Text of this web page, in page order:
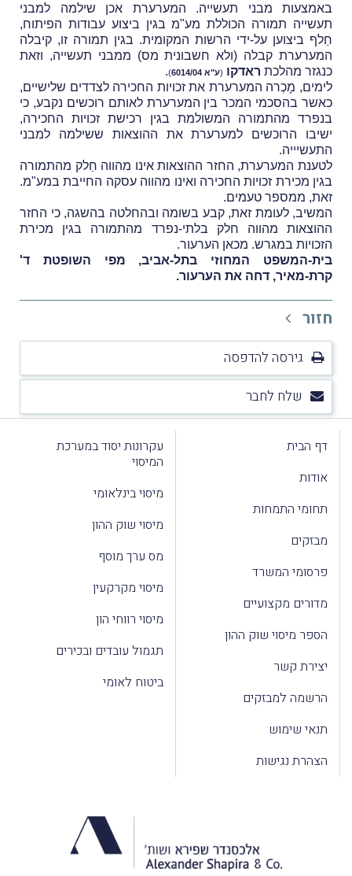
באמצעות מבני תעשייה. המערערת אכן שילמה למבני
תעשייה תמורה הכוללת מע"מ בגין ביצוע עבודות הפיתוח,
חֵלף ביצוען על-ידי הרשות המקומית. בגין תמורה זו, קיבלה
המערערת קבלה (ולא חשבונית מס) ממבני תעשייה, וזאת
כנגזר מהלכת ראדקו (ע"א 6014/04 )
.
לימים, מָכְרה המערערת את זכויות החכירה לצדדים שלישיים,
כאשר בהסכמי המכר בין המערערת לאותם רוכשים נקבע, כי
בנפרד מהתמורה המשולמת בגין רכישת זכויות החכירה,
ישיבו הרוכשים למערערת את ההוצאות ששילמה למבני
התעשיייה.
לטענת המערערת, החזר ההוצאות אינו מהווה חֵלק מהתמורה
בגין מכירת זכויות החכירה ואינו מהווה עסקה החייבת במע"מ.
זאת, ממספר טעמים.
המשיב, לעומת זאת, קבע בשומה ובהחלטה בהשגה, כי החזר
ההוצאות מהווה חלק בלתי-נפרד מהתמורה בגין מכירת
הזכויות במגרש. מכאן הערעור.
בית-המשפט המחוזי בתל-אביב, מפי השופטת ד'
קרת-מאיר, דחה את הערעור.
חזור
גירסה להדפסה
שלח לחבר
דף הבית
אודות
תחומי התמחות
מבזקים
פרסומי המשרד
מדורים מקצועיים
הספר מיסוי שוק ההון
יצירת קשר
הרשמה למבזקים
תנאי שימוש
הצהרת נגישות
עקרונות יסוד במערכת
המיסוי
מיסוי בינלאומי
מיסוי שוק ההון
מס ערך מוסף
מיסוי מקרקעין
מיסוי רווחי הון
תגמול עובדים ובכירים
ביטוח לאומי